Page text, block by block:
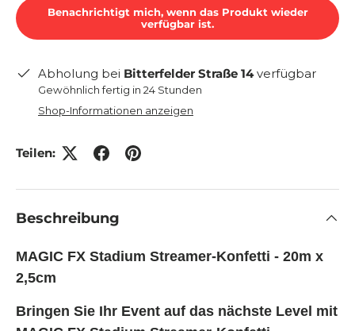
Benachrichtigt mich, wenn das Produkt wieder
verfügbar ist.
Abholung bei Bitterfelder Straße 14verfügbar
Gewöhnlich fertig in 24 Stunden
Shop-Informationen anzeigen
Teilen:
Beschreibung
MAGIC FX Stadium Streamer-Konfetti - 20m x
2,5cm
Bringen Sie Ihr Event auf das nächste Level mit